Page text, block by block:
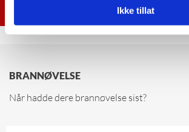
Ikke tillat
BRANNØVELSE
Når hadde dere brannøvelse sist?